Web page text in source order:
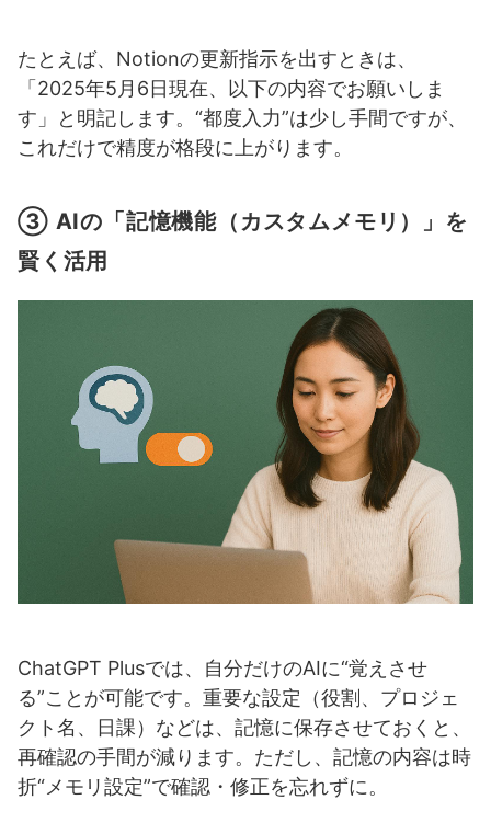
たとえば、Notionの更新指示を出すときは、
「2025年5月6日現在、以下の内容でお願いしま
す」と明記します。“都度入力”は少し手間ですが、
これだけで精度が格段に上がります。
③ AIの「記憶機能（カスタムメモリ）」を
賢く活用
ChatGPT Plusでは、自分だけのAIに“覚えさせ
る”ことが可能です。重要な設定（役割、プロジェ
クト名、日課）などは、記憶に保存させておくと、
再確認の手間が減ります。ただし、記憶の内容は時
折“メモリ設定”で確認・修正を忘れずに。